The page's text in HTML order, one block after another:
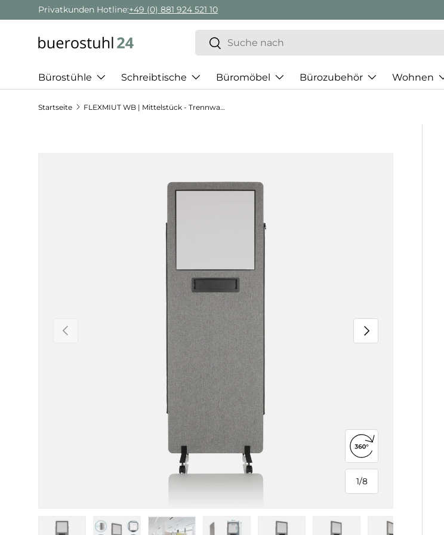
Direkt zum Inhalt
Privatkunden Hotline:+49 (0) 881 924 521 10
Suchen
Suchen
Bürostühle Schreibtische Büromöbel Bürozubehör Wohnen
Startseite FLEXMIUT WB | Mittelstück - Trennwand
Vorherige
1/
von
8
Nächste
360°-Ansicht öffnen